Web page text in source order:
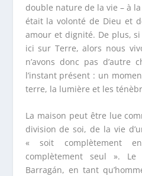
double nature de la vie – à
était la volonté de Dieu et
amour et dignité. De plus,
ici sur Terre, alors nous
n’avons donc pas d’autre
l’instant présent : un
terre, la lumière et les
La maison peut être lue
division de soi, de la vie
« soit complètement
complètement seul ».
Barragán, en tant